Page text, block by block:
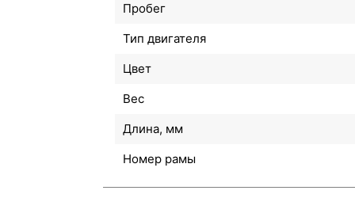
Пробег
Тип двигателя
Цвет
Вес
Длина, мм
Номер рамы